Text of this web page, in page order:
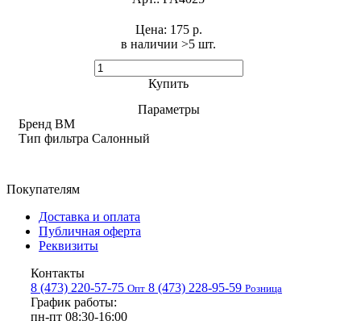
в наличии >5 шт. ​
Цена: 175 р.
Купить
Параметры
Бренд BM
Тип фильтра Салонный
Покупателям
Доставка и оплата
Публичная оферта
Реквизиты
Контакты
8 (473) 220-57-75 Опт 8 (473) 228-95-59 Розница
График работы:
пн-пт 08:30-16:00